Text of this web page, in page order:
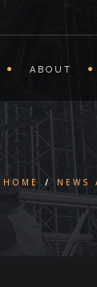
ABOUT
HOME / NEWS